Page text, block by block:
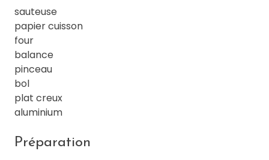
sauteuse
papier cuisson
four
balance
pinceau
bol
plat creux
aluminium
Préparation